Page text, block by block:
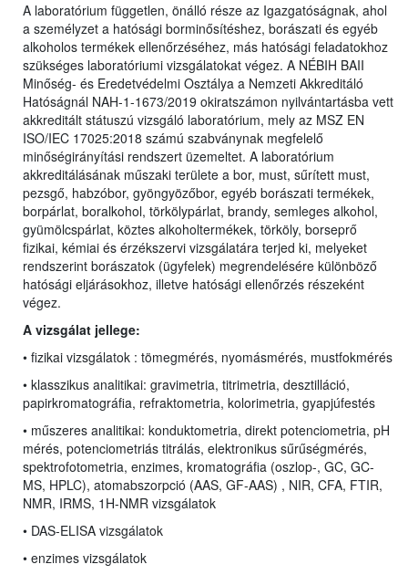
A laboratórium független, önálló része az Igazgatóságnak, ahol
a személyzet a hatósági borminősítéshez, borászati és egyéb
alkoholos termékek ellenőrzéséhez, más hatósági feladatokhoz
szükséges laboratóriumi vizsgálatokat végez. A NÉBIH BAII
Minőség- és Eredetvédelmi Osztálya a Nemzeti Akkreditáló
Hatóságnál NAH-1-1673/2019 okiratszámon nyilvántartásba vett
akkreditált státuszú vizsgáló laboratórium, mely az MSZ EN
ISO/IEC 17025:2018 számú szabványnak megfelelő
minőségirányítási rendszert üzemeltet. A laboratórium
akkreditálásának műszaki területe a bor, must, sűrített must,
pezsgő, habzóbor, gyöngyözőbor, egyéb borászati termékek,
borpárlat, boralkohol, törkölypárlat, brandy, semleges alkohol,
gyümölcspárlat, köztes alkoholtermékek, törköly, borseprő
fizikai, kémiai és érzékszervi vizsgálatára terjed ki, melyeket
rendszerint borászatok (ügyfelek) megrendelésére különböző
hatósági eljárásokhoz, illetve hatósági ellenőrzés részeként
végez.
A vizsgálat jellege:
• fizikai vizsgálatok : tömegmérés, nyomásmérés, mustfokmérés
• klasszikus analitikai: gravimetria, titrimetria, desztilláció,
papirkromatográfia, refraktometria, kolorimetria, gyapjúfestés
• műszeres analitikai: konduktometria, direkt potenciometria, pH
mérés, potenciometriás titrálás, elektronikus sűrűségmérés,
spektrofotometria, enzimes, kromatográfia (oszlop-, GC, GC-
MS, HPLC), atomabszorpció (AAS, GF-AAS) , NIR, CFA, FTIR,
NMR, IRMS, 1H-NMR vizsgálatok
• DAS-ELISA vizsgálatok
• enzimes vizsgálatok